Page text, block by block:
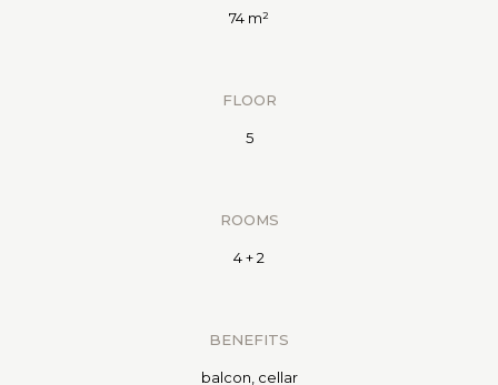
74 m²
FLOOR
5
ROOMS
4 + 2
BENEFITS
balcon, cellar